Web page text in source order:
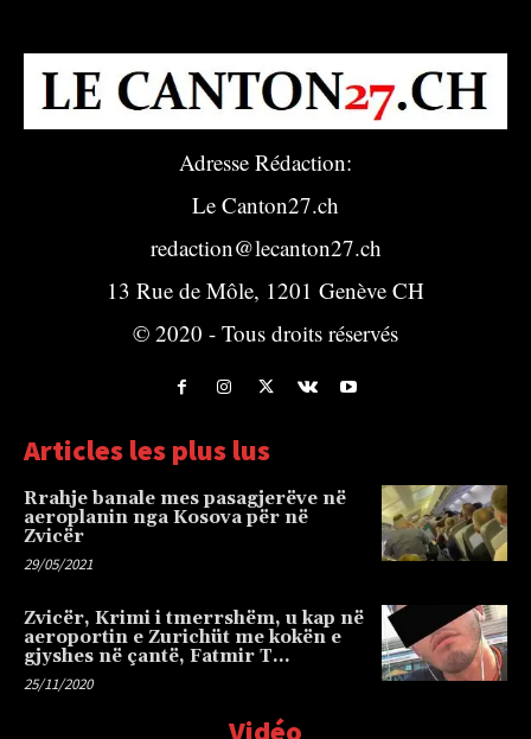
Adresse Rédaction:
Le Canton27.ch
redaction@lecanton27.ch
13 Rue de Môle, 1201 Genève CH
© 2020 - Tous droits réservés
Articles les plus lus
Rrahje banale mes pasagjerëve në
aeroplanin nga Kosova për në
Zvicër
29/05/2021
Zvicër, Krimi i tmerrshëm, u kap në
aeroportin e Zurichüt me kokën e
gjyshes në çantë, Fatmir T…
25/11/2020
Vidéo